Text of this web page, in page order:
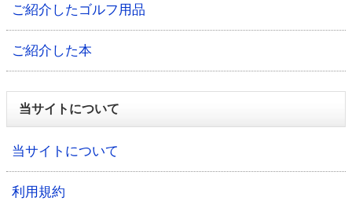
ご紹介したゴルフ用品
ご紹介した本
当サイトについて
当サイトについて
利用規約